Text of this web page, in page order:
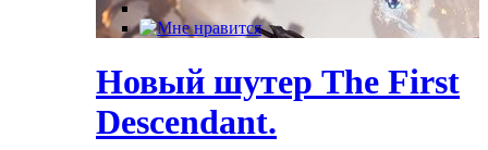
Новый шутер The First
Descendant.